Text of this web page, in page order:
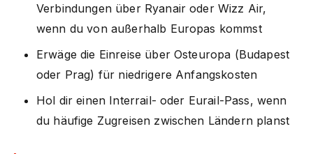
Verbindungen über Ryanair oder Wizz Air,
wenn du von außerhalb Europas kommst
Erwäge die Einreise über Osteuropa (Budapest
oder Prag) für niedrigere Anfangskosten
Hol dir einen Interrail- oder Eurail-Pass, wenn
du häufige Zugreisen zwischen Ländern planst